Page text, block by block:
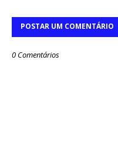
POSTAR UM COMENTÁRIO
0 Comentários